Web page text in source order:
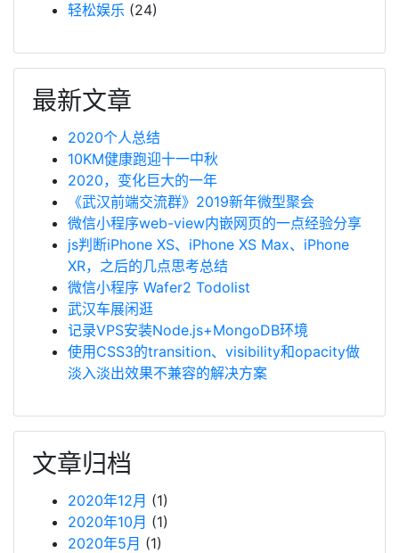
轻松娱乐 (24)
最新文章
2020个人总结
10KM健康跑迎十一中秋
2020，变化巨大的一年
《武汉前端交流群》2019新年微型聚会
微信小程序web-view内嵌网页的一点经验分享
js判断iPhone XS、iPhone XS Max、iPhone
XR，之后的几点思考总结
微信小程序 Wafer2 Todolist
武汉车展闲逛
记录VPS安装Node.js+MongoDB环境
使用CSS3的transition、visibility和opacity做
淡入淡出效果不兼容的解决方案
文章归档
2020年12月 (1)
2020年10月 (1)
2020年5月 (1)